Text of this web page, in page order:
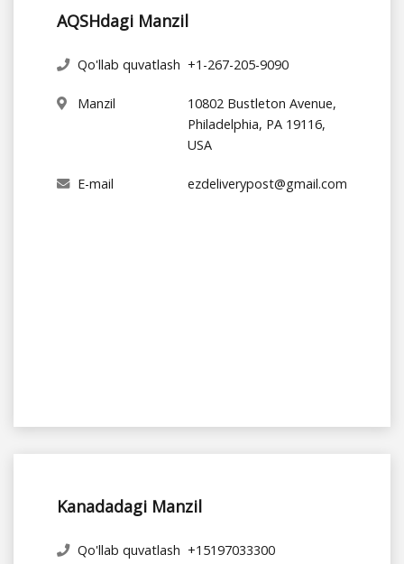
AQSHdagi Manzil
Qo'llab quvatlash +1-267-205-9090
Manzil
10802 Bustleton Avenue,
Philadelphia, PA 19116,
USA
E-mail ezdeliverypost@gmail.com
Kanadadagi Manzil
Qo'llab quvatlash +15197033300